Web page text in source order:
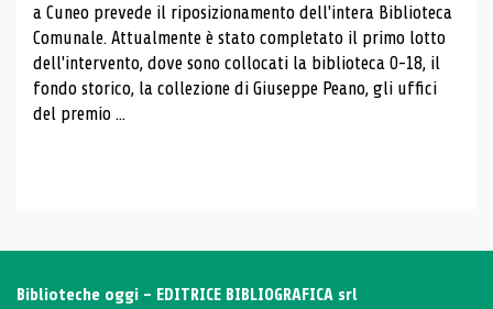
a Cuneo prevede il riposizionamento dell'intera Biblioteca
Comunale. Attualmente è stato completato il primo lotto
dell'intervento, dove sono collocati la biblioteca 0-18, il
fondo storico, la collezione di Giuseppe Peano, gli uffici
del premio ...
Biblioteche oggi - EDITRICE BIBLIOGRAFICA srl